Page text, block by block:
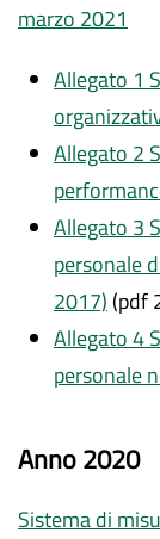
marzo 2021
Allegato 1
Allegato 2
Allegato 3
personale
2017) (pdf
Allegato 4
personale
Anno 2020
Sistema di